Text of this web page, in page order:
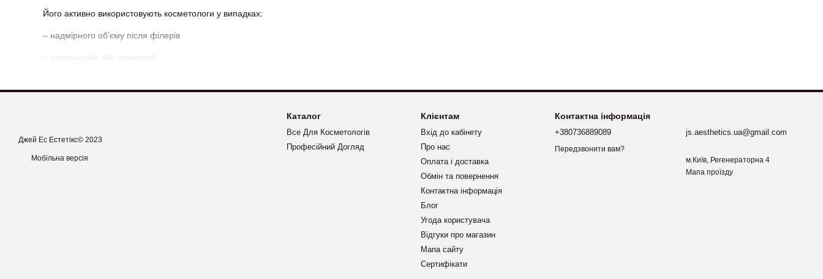
Його активно використовують косметологи у випадках:
– надмірного обʼєму після філерів
– нерівностей або асиметрії
Замовляйте оригінальний Liporase в JS Aesthetics — офіційна продукція з гарантією, швидка доставка по Україні.
Джей Ес Естетікс© 2023
Мобільна версія
Каталог
Все Для Косметологів
Професійний Догляд
Клієнтам
Вхід до кабінету
Про нас
Оплата і доставка
Обмін та повернення
Контактна інформація
Блог
Угода користувача
Відгуки про магазин
Мапа сайту
Сертифікати
Контактна інформація
+380736889089
Передзвонити вам?
js.aesthetics.ua@gmail.com
м.Київ, Регенераторна 4
Мапа проїзду